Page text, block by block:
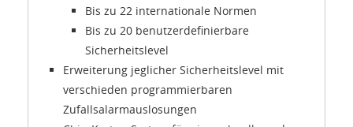
Bis zu 22 internationale Normen
Bis zu 20 benutzerdefinierbare
Sicherheitslevel
Erweiterung jeglicher Sicherheitslevel mit
verschieden programmierbaren
Zufallsalarmauslosungen